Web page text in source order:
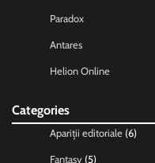
Paradox
Antares
Helion Online
Categories
Apariții editoriale (6)
Fantasy (5)